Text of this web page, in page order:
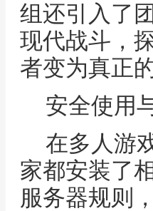
组还引入了
现代战斗，
者变为真正
安全使用
在多人游
家都安装了
服务器规则